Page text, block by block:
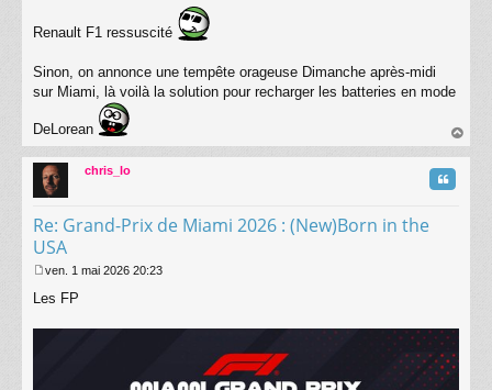
s
e
Renault F1 ressuscité
Sinon, on annonce une tempête orageuse Dimanche après-midi
sur Miami, là voilà la solution pour recharger les batteries en mode
DeLorean
au
chris_lo
Re: Grand-Prix de Miami 2026 : (New)Born in the
USA
Citation
e
s
ven. 1 mai 2026 20:23
Les FP